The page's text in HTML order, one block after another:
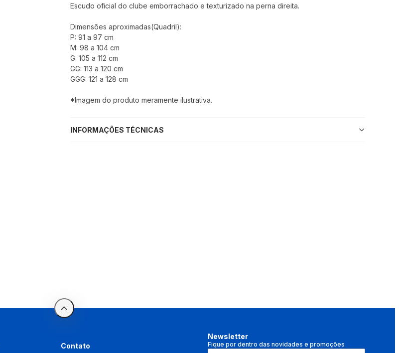
Escudo oficial do clube emborrachado e texturizado na perna direita.
Dimensões aproximadas(Quadril):
P: 91 a 97 cm
M: 98 a 104 cm
G: 105 a 112 cm
GG: 113 a 120 cm
GGG: 121 a 128 cm
*Imagem do produto meramente ilustrativa.
INFORMAÇÕES TÉCNICAS
Contato
Newsletter
Fique por dentro das novidades e promoções